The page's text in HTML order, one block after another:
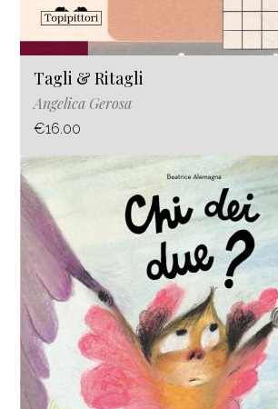
Tagli & Ritagli
Angelica Gerosa
€16.00